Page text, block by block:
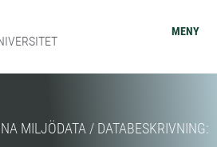
MENY
MILJÖDATA / DATABESKRIVNING: